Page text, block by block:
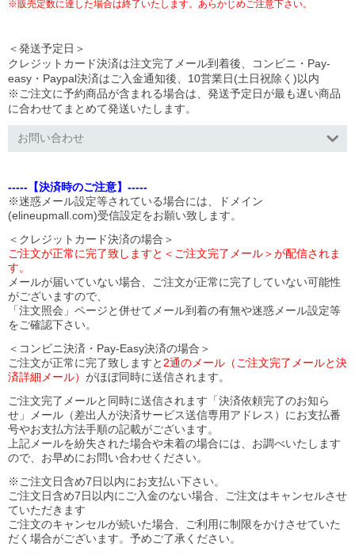
※販売定数に達した場合は終了いたします。あらかじめご注意下さい。
＜発送予定日＞
クレジットカード決済は注文完了メール到着後、コンビニ・Pay-
easy・Paypal決済はご入金通知後、10営業日(土日祝除く)以内
※ご注文に予約商品が含まれる場合は、発送予定日が最も遅い商品
に合わせてまとめて発送いたします。
お問い合わせ
-----【決済時のご注意】-----
※迷惑メール設定等されている場合には、ドメイン
(elineupmall.com)受信設定をお願い致します。
＜クレジットカード決済の場合＞
ご注文が正常に完了致しますと＜ご注文完了メール＞が配信されま
す。
メールが届いていない場合、ご注文が正常に完了していない可能性
がございますので、
「注文照会」ページと併せてメール到着の有無や迷惑メール設定等
をご確認下さい。
＜コンビニ決済・Pay-Easy決済の場合＞
ご注文が正常に完了致しますと 2通のメール（ご注文完了メールと決
済詳細メール） がほぼ同時に送信されます。
ご注文完了メールと同時に送信されます「決済依頼完了のお知ら
せ」メール（差出人が決済サービス送信専用アドレス）にお支払番
号やお支払方法手順の記載がございます。
上記メールを紛失された場合や未着の場合には、お調べいたします
ので、お早めにお問い合わせください。
※ご注文日含め7日以内にお支払い下さい。
ご注文日含め7日以内にご入金のない場合、ご注文はキャンセルさせ
ていただきます
ご注文のキャンセルが続いた場合、ご利用に制限をかけさせていた
だく場合がございます。予めご了承ください。